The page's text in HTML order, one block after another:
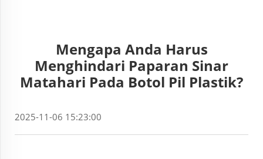
Mengapa Anda Harus
Menghindari Paparan Sinar
Matahari Pada Botol Pil Plastik?
2025-11-06 15:23:00